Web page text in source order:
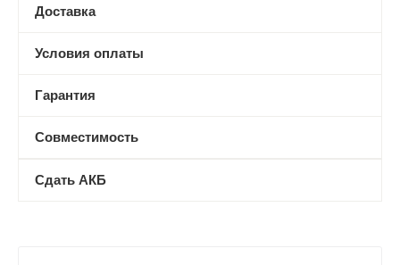
Доставка
Условия оплаты
Гарантия
Совместимость
Сдать АКБ